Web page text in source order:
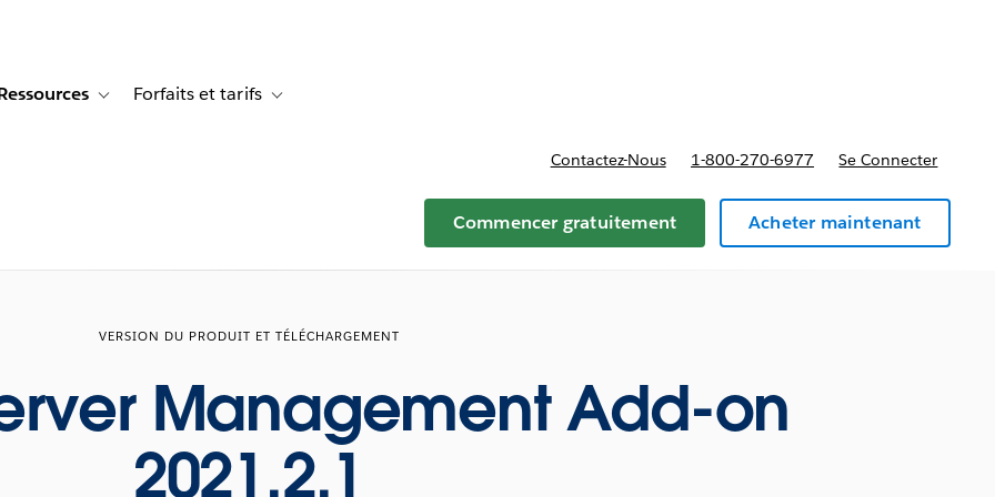
Témoignages clients
sub-navigation for SolutionsToggle sub-navigation for Ressources
Forfaits et tarifs Toggle sub-navigation for Forfaits et tarifs
Contactez-Nous 1-800-270-6977 Se Connecter
Commencer gratuitement Acheter maintenant
VERSION DU PRODUIT ET TÉLÉCHARGEMENT
Management Add-on
2021.2.1